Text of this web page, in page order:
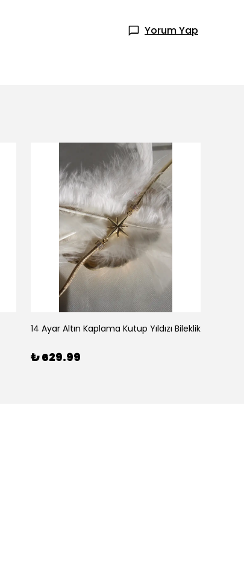
Yorum Yap
14 Ayar Altın Kaplama Kutup Yıldızı Bileklik
₺ 629.99